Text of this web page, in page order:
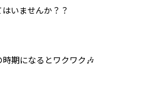
いませんか？？
期になるとワクワク🎶